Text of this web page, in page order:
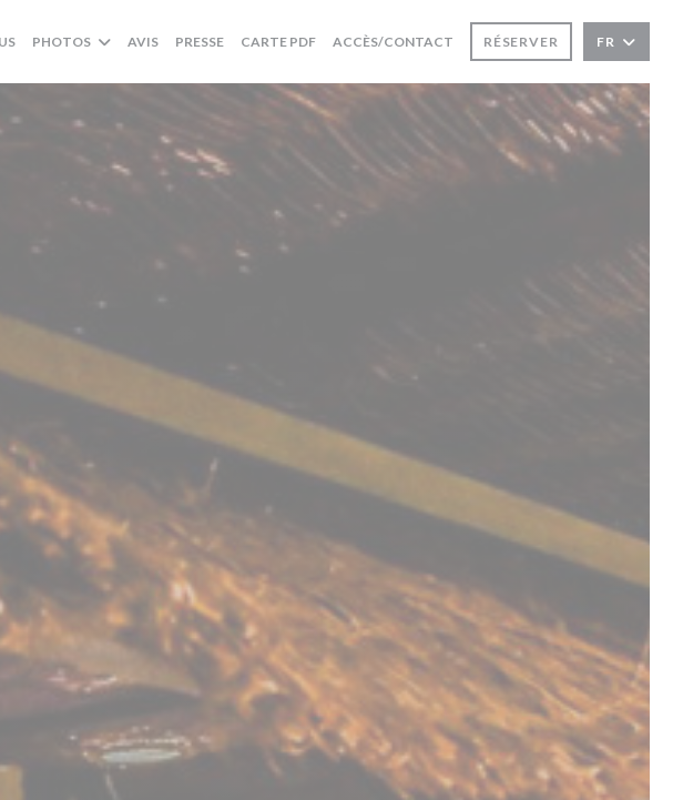
PHOTOS AVIS PRESSE CARTE PDF((OUVRE UNE NOUVELLE FENÊTRE))
ACCÈS/CONTACT RÉSERVER FR